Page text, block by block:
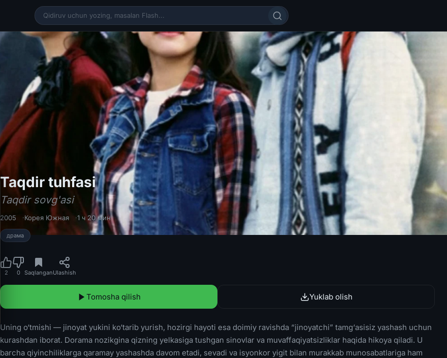
Taqdir tuhfasiTaqdir tuhfasi / Taqdir sovg'asi Koreya seriali
Taqdir sovg'asi
2005 Корея Южная 1 ч 20 мин
драма
2 0 SaqlanganUlashish
Tomosha qilish Yuklab olish
Uning o‘tmishi — jinoyat yukini ko‘tarib yurish, hozirgi hayoti esa doimiy ravishda “jinoyatchi” tamg‘asisiz yashash uchun
kurashdan iborat. Dorama nozikgina qizning yelkasiga tushgan sinovlar va muvaffaqiyatsizliklar haqida hikoya qiladi. U
barcha qiyinchiliklarga qaramay yashashda davom etadi, sevadi va isyonkor yigit bilan murakkab munosabatlariga ham